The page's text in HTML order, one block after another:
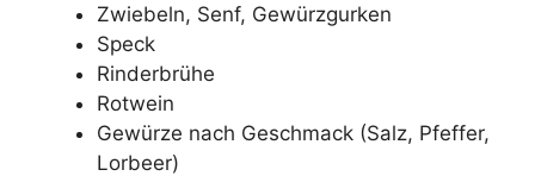
Zwiebeln, Senf, Gewürzgurken
Speck
Rinderbrühe
Rotwein
Gewürze nach Geschmack (Salz, Pfeffer,
Lorbeer)